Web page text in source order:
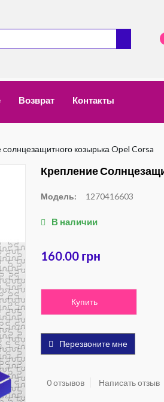
Возврат Контакты
козырька Opel Corsa
Крепление
Модель: 1270416603
В наличии
160.00 грн
Купить
Перезвоните мне
0 отзывов Написать отзыв